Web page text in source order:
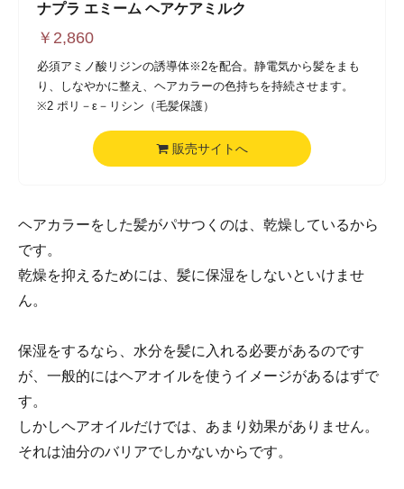
ナプラ エミーム ヘアケアミルク
￥ 2,860
必須アミノ酸リジンの誘導体※2を配合。静電気から髪をまも
り、しなやかに整え、ヘアカラーの色持ちを持続させます。
※2 ポリ－ε－リシン（毛髪保護）
販売サイトへ
ヘアカラーをした髪がパサつくのは、乾燥しているから
です。
乾燥を抑えるためには、髪に保湿をしないといけませ
ん。
保湿をするなら、水分を髪に入れる必要があるのです
が、一般的にはヘアオイルを使うイメージがあるはずで
す。
しかしヘアオイルだけでは、あまり効果がありません。
それは油分のバリアでしかないからです。